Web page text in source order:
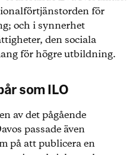
för
och i synnerhet
den sociala
för högre utbildning.
som ILO
av det pågående
passade även
på att publicera en